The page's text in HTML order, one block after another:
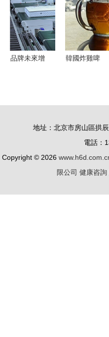
牌方的優選
合作方案
率的智能選
擇
品牌未來增
韓國炸雞啤
地址：北京市房山區拱
電話：
Copyright © 2026
限公司 健康咨詢